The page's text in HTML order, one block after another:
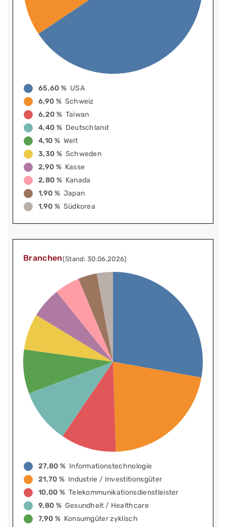
65,60 % USA
6,90 % Schweiz
6,20 % Taiwan
4,40 % Deutschland
4,10 % Welt
3,30 % Schweden
2,90 % Kasse
2,80 % Kanada
1,90 % Japan
1,90 % Südkorea
Branchen(Stand: 30.06.2026)
27,80 % Informationstechnologie
21,70 % Industrie / Investitionsgüter
10,00 % Telekommunikationsdienstleister
9,80 % Gesundheit / Healthcare
7,90 % Konsumgüter zyklisch